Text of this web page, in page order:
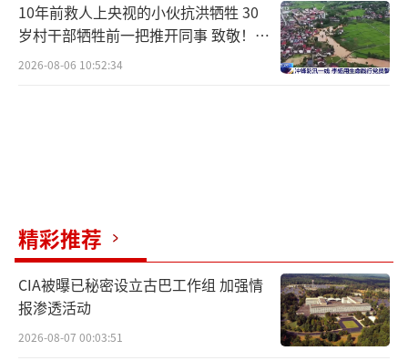
10年前救人上央视的小伙抗洪牺牲 30
岁村干部牺牲前一把推开同事 致敬！送
别！
2026-08-06 10:52:34
精彩推荐
CIA被曝已秘密设立古巴工作组 加强情
报渗透活动
2026-08-07 00:03:51